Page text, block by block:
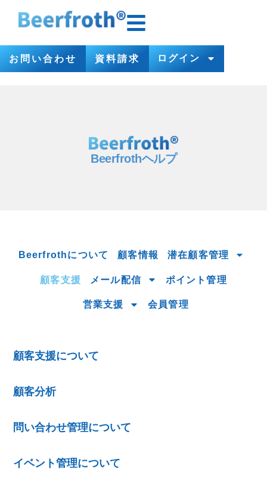
お問い合わせ 資料請求 ログイン
Beerfrothヘルプ
Beerfrothについて 顧客情報 潜在顧客管理
顧客支援 メール配信 ポイント管理
営業支援 会員管理
顧客支援について
顧客分析
問い合わせ管理について
イベント管理について